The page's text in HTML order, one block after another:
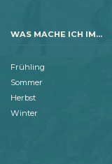
WAS MACHE ICH IM...
Frühling
Sommer
Herbst
Winter